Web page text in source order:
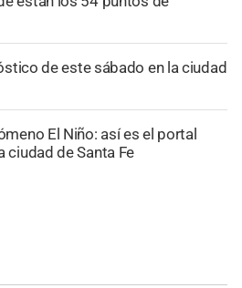
de este sábado en la ciudad
El Niño: así es el portal
ciudad de Santa Fe